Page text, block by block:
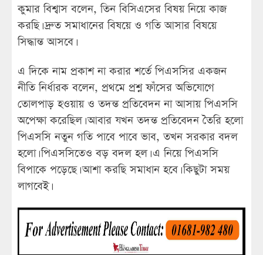
কুমার বিশ্বাস বলেন, তিন বিসিএসের বিষয় নিয়ে কাজ
করছি। দ্রুত সমাধানের বিষয়ে ও গতি আসার বিষয়ে
সিদ্ধান্ত আসবে।
এ দিকে নাম প্রকাশ না করার শর্তে পিএসসির একজন
নীতি নির্ধারক বলেন, প্রথমে প্রশ্ন ফাঁসের অভিযোগে
তোলপাড় হওয়ায় ও তদন্ত প্রতিবেদন না আসায় পিএসসি
অপেক্ষা করেছিল। আবার যখন তদন্ত প্রতিবেদন তৈরি হলো
পিএসসি নতুন গতি পাবে পাবে ভাব, তখন সরকার বদল
হলো। পিএসসিতেও বড় বদল হল। এ নিয়ে পিএসসি
বিপাকে পড়েছে। আশা করছি সমাধান হবে। কিছুটা সময়
লাগবেই।